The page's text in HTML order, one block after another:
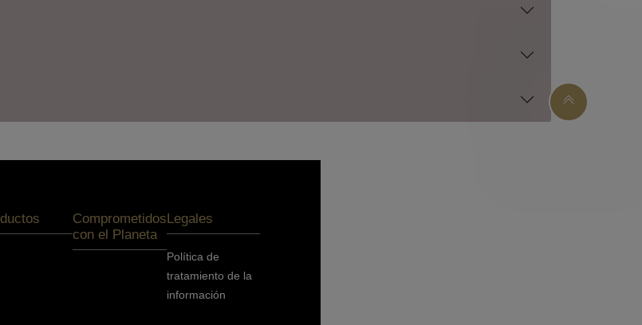
Comprometidos
con el Planeta
Legales
Política de
tratamiento de la
información